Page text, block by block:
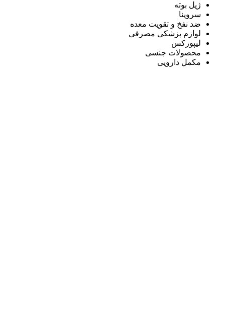
ژیل بوته
سروینا
ضد نفخ و تقویت معده
لوازم پزشکی مصرفی
لیپورکس
محصولات جنسی
مکمل دارویی